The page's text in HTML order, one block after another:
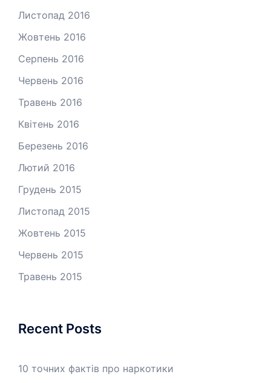
Листопад 2016
Жовтень 2016
Серпень 2016
Червень 2016
Травень 2016
Квітень 2016
Березень 2016
Лютий 2016
Грудень 2015
Листопад 2015
Жовтень 2015
Червень 2015
Травень 2015
Recent Posts
10 точних фактів про наркотики